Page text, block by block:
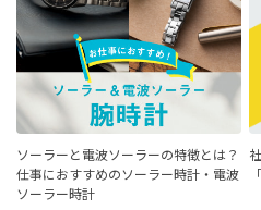
ソーラーと電波ソーラーの特徴とは？
仕事におすすめのソーラー時計・電波
ソーラー時計